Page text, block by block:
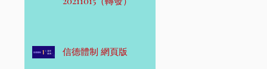
信德體制 網頁版